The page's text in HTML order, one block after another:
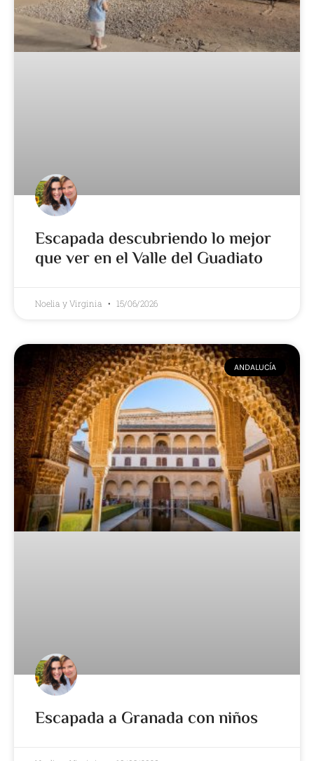
Escapada descubriendo lo mejor
que ver en el Valle del Guadiato
Noelia y Virginia 15/06/2026
ANDALUCÍA
Escapada a Granada con niños